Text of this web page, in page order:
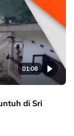
01:08
di Sri